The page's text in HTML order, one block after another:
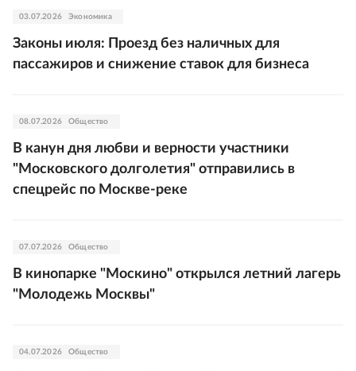
03.07.2026 Экономика
Законы июля: Проезд без наличных для
пассажиров и снижение ставок для бизнеса
08.07.2026 Общество
В канун дня любви и верности участники
"Московского долголетия" отправились в
спецрейс по Москве-реке
07.07.2026 Общество
В кинопарке "Москино" открылся летний лагерь
"Молодежь Москвы"
04.07.2026 Общество